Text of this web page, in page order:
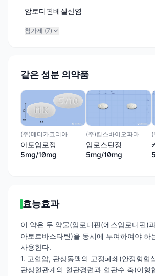
암로디핀베실산염
첨가제 (7)
같은 성분 의약품
(주)메디카코리아
아토암로정
5mg/10mg
(주)킵스바이오파마
암로스틴정
5mg/10mg
효능효과
이 약은 두 약물(암로디핀(에스암로디핀)
아토르바스타틴)을 동시에 투여하여야 하
사용한다.
1. 고혈압, 관상동맥의 고정폐쇄(안정형협
관상혈관계의 혈관경련과 혈관수 축(이형